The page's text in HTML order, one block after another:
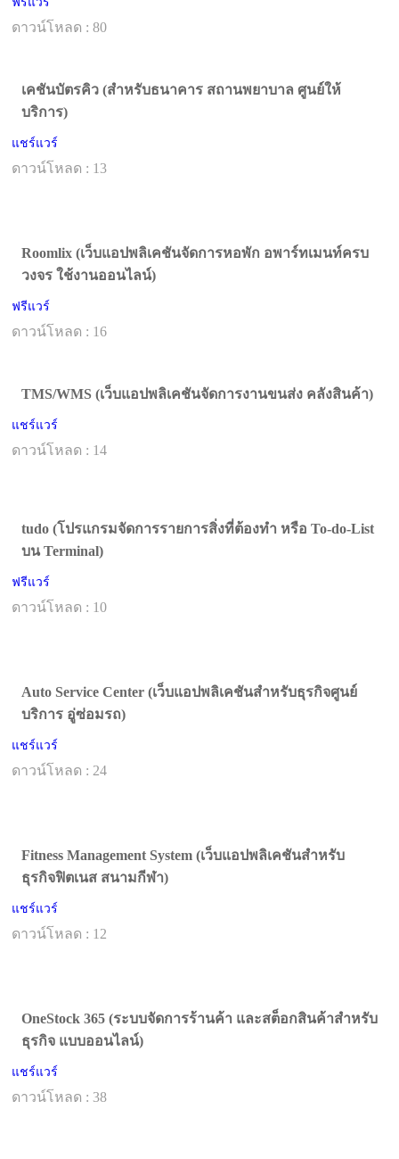
ดาวน์โหลด : 80
เคชันบัตรคิว (สำหรับธนาคาร สถานพยาบาล ศูนย์ให้
บริการ)
แชร์แวร์
ดาวน์โหลด : 13
Roomlix (เว็บแอปพลิเคชันจัดการหอพัก อพาร์ทเมนท์ครบ
วงจร ใช้งานออนไลน์)
ฟรีแวร์
ดาวน์โหลด : 16
TMS/WMS (เว็บแอปพลิเคชันจัดการงานขนส่ง คลังสินค้า)
แชร์แวร์
ดาวน์โหลด : 14
tudo (โปรแกรมจัดการรายการสิ่งที่ต้องทำ หรือ To-do-List
บน Terminal)
ฟรีแวร์
ดาวน์โหลด : 10
Auto Service Center (เว็บแอปพลิเคชันสำหรับธุรกิจศูนย์
บริการ อู่ซ่อมรถ)
แชร์แวร์
ดาวน์โหลด : 24
Fitness Management System (เว็บแอปพลิเคชันสำหรับ
ธุรกิจฟิตเนส สนามกีฬา)
แชร์แวร์
ดาวน์โหลด : 12
OneStock 365 (ระบบจัดการร้านค้า และสต็อกสินค้าสำหรับ
ธุรกิจ แบบออนไลน์)
แชร์แวร์
ดาวน์โหลด : 38